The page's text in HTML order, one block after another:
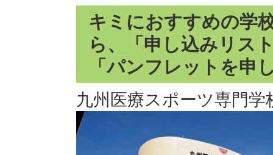
キミにおすすめの学
ら、「申し込みリス
「パンフレットを申
九州医療スポーツ専門学